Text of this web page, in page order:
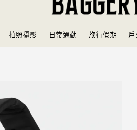
拍照攝影 日常通勤 旅行假期